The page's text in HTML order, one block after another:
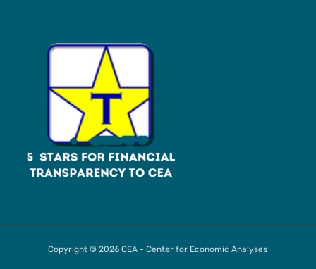
Copyright © 2026 CEA - Center for Economic Analyses